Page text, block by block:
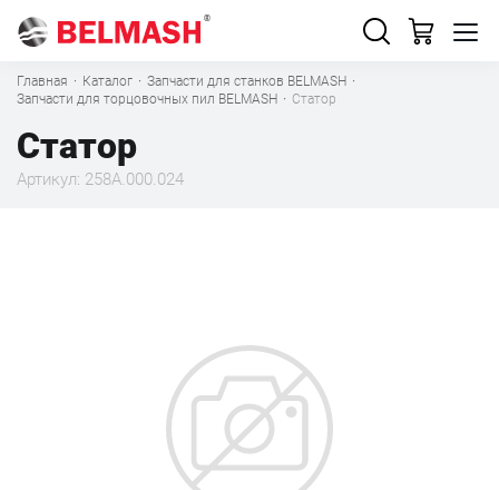
Главная · Каталог · Запчасти для станков BELMASH ·
Запчасти для торцовочных пил BELMASH · Статор
Статор
Артикул: 258A.000.024